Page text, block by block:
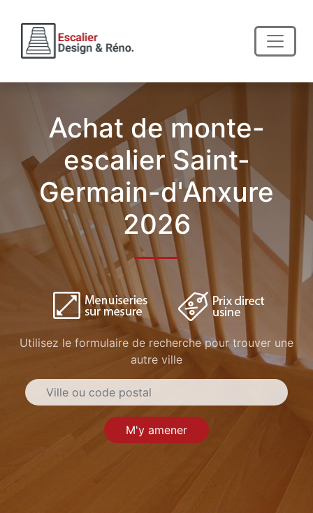
Achat de monte-
escalier Saint-
Germain-d'Anxure
2026
Utilisez le formulaire de recherche pour trouver une
autre ville
M'y amener